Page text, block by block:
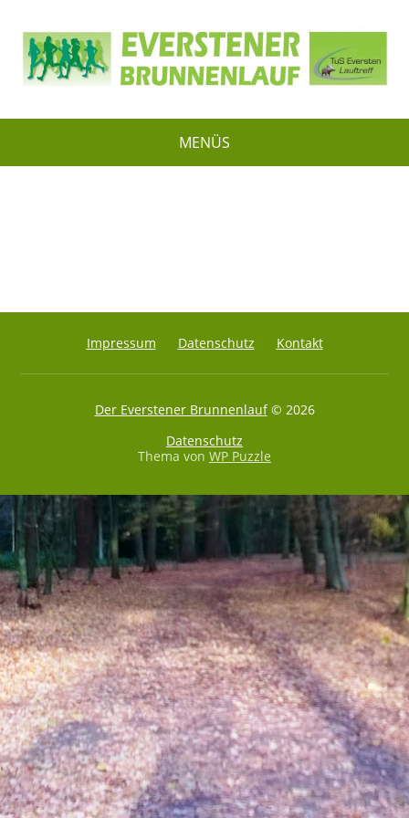
MENÜS
Impressum Datenschutz Kontakt
Der Everstener Brunnenlauf© 2026
Datenschutz
Thema von WP Puzzle